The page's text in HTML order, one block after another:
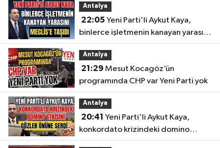
Antalya
22:05
binlerce işletmenin kanayan yarasını
Meclis'e taşıdı
Antalya
21:29
programında CHP var Yeni Parti yok
Antalya
20:41
konkordato krizindeki domino
etkisini gözler önüne serdi